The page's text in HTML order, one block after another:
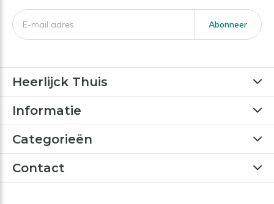
Abonneer
Heerlijck Thuis
Informatie
Categorieën
Contact